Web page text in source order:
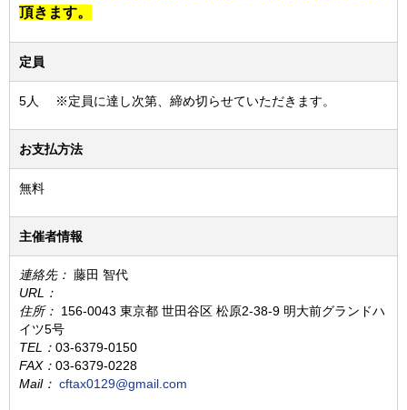
頂きます。
定員
5人 ※定員に達し次第、締め切らせていただきます。
お支払方法
無料
主催者情報
連絡先： 藤田 智代
URL：
住所： 156-0043 東京都 世田谷区 松原2-38-9 明大前グランドハ
イツ5号
TEL： 03-6379-0150
FAX： 03-6379-0228
Mail： cftax0129@gmail.com